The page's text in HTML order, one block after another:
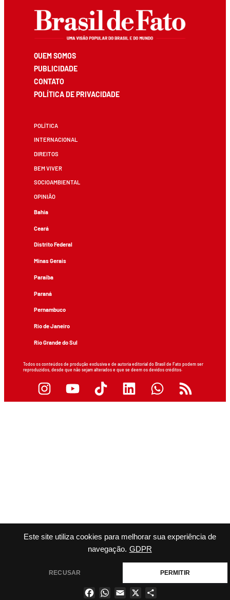
Este site utiliza cookies para melhorar sua experiência de
navegação. GDPR
RECUSAR PERMITIR
QUEM SOMOS
PUBLICIDADE
CONTATO
POLÍTICA DE PRIVACIDADE
POLÍTICA
INTERNACIONAL
DIREITOS
BEM VIVER
SOCIOAMBIENTAL
OPINIÃO
Bahia
Ceará
Distrito Federal
Minas Gerais
Paraíba
Paraná
Pernambuco
Rio de Janeiro
Rio Grande do Sul
Todos os conteúdos de produção exclusiva e de autoria editorial do Brasil de Fato podem ser
reproduzidos, desde que não sejam alterados e que se deem os devidos créditos.
FacebookWhatsApp
Email